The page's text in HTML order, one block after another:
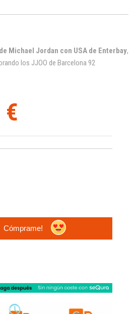
Michael Jordan con USA de Enterbay,
los JJOO de Barcelona 92
Cómprame!